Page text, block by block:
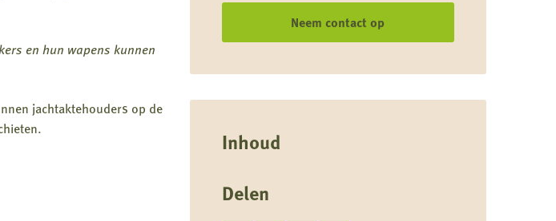
Neem contact op
Inhoud
Delen
en hun wapens kunnen
jachtaktehouders op de